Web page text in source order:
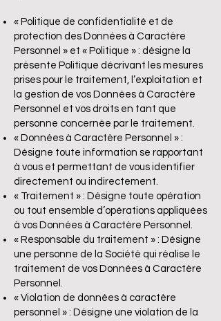
« Politique de confidentialité et de
protection des Données à Caractère
Personnel » et « Politique » : désigne la
présente Politique décrivant les mesures
prises pour le traitement, l’exploitation et
la gestion de vos Données à Caractère
Personnel et vos droits en tant que
personne concernée par le traitement.
« Données à Caractère Personnel » :
Désigne toute information se rapportant
à vous et permettant de vous identifier
directement ou indirectement.
« Traitement » : Désigne toute opération
ou tout ensemble d’opérations appliquées
à vos Données à Caractère Personnel.
« Responsable du traitement » : Désigne
une personne de la Société qui réalise le
traitement de vos Données à Caractère
Personnel.
« Violation de données à caractère
personnel » : Désigne une violation de la